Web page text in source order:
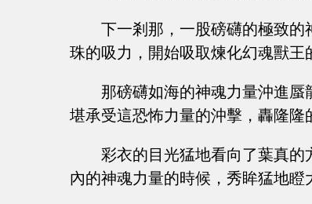
下一剎那，一股磅礴的極致
珠的吸力，開始吸取煉化幻魂獸王
那磅礴如海的神魂力量沖進
堪承受這恐怖力量的沖擊，轟隆隆
彩衣的目光猛地看向了葉真
內的神魂力量的時候，秀眸猛地瞪